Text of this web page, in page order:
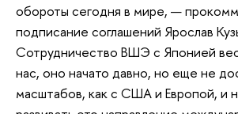
обороты сегодня в мире, —
подписание соглашений Ярослав
Сотрудничество ВШЭ с Японией
нас, оно начато давно, но еще не
масштабов, как с США и Европой, и